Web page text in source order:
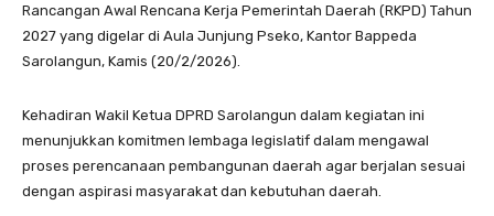
Rancangan Awal Rencana Kerja Pemerintah Daerah (RKPD) Tahun
2027 yang digelar di Aula Junjung Pseko, Kantor Bappeda
Sarolangun, Kamis (20/2/2026).
Kehadiran Wakil Ketua DPRD Sarolangun dalam kegiatan ini
menunjukkan komitmen lembaga legislatif dalam mengawal
proses perencanaan pembangunan daerah agar berjalan sesuai
dengan aspirasi masyarakat dan kebutuhan daerah.